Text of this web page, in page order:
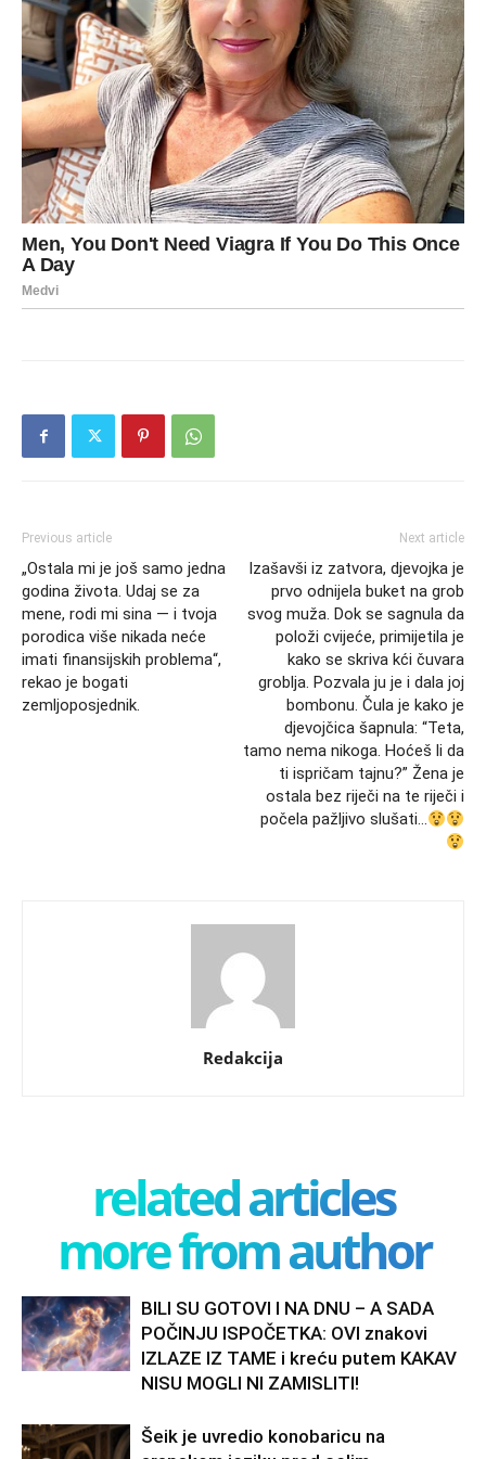
Previous article
„Ostala mi je još samo jedna
godina života. Udaj se za
mene, rodi mi sina — i tvoja
porodica više nikada neće
imati finansijskih problema“,
rekao je bogati
zemljoposjednik.
Next article
Izašavši iz zatvora, djevojka je
prvo odnijela buket na grob
svog muža. Dok se sagnula da
položi cvijeće, primijetila je
kako se skriva kći čuvara
groblja. Pozvala ju je i dala joj
bombonu. Čula je kako je
djevojčica šapnula: “Teta,
tamo nema nikoga. Hoćeš li da
ti ispričam tajnu?” Žena je
ostala bez riječi na te riječi i
počela pažljivo slušati…
Redakcija
related articles
more from author
BILI SU GOTOVI I NA DNU – A SADA
POČINJU ISPOČETKA: OVI znakovi
IZLAZE IZ TAME i kreću putem KAKAV
NISU MOGLI NI ZAMISLITI!
Šeik je uvredio konobaricu na